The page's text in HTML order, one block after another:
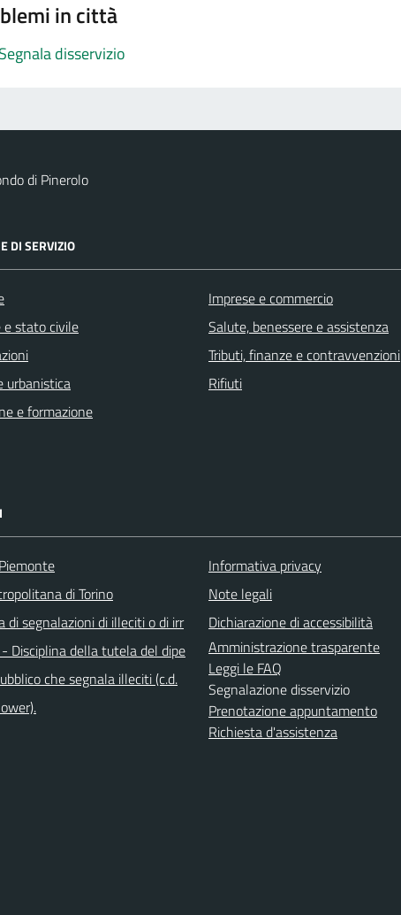
in città
Segnala disservizio
di Pinerolo
DI SERVIZIO
e stato civile
urbanistica
e formazione
Imprese e commercio
Salute, benessere e assistenza
Tributi, finanze e contravvenzioni
Rifiuti
di Torino
di segnalazioni di illeciti o di irr
Disciplina della tutela del dipe
che segnala illeciti (c.d.
Informativa privacy
Note legali
Dichiarazione di accessibilità
Amministrazione trasparente
Leggi le FAQ
Segnalazione disservizio
Prenotazione appuntamento
Richiesta d'assistenza